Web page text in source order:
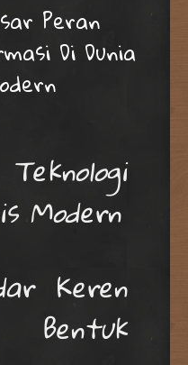
Peran
Di Dunia
Modern
Keren